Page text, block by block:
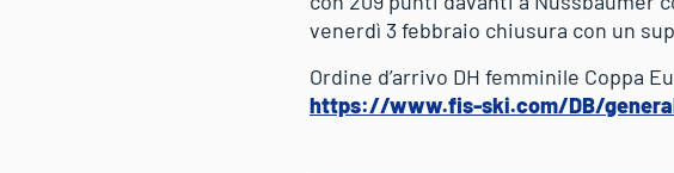
venerdì 3 febbraio chiusura con un
Ordine d’arrivo DH femminile Coppa
https://www.fis-ski.com/DB/